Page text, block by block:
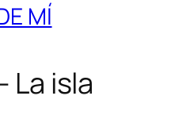
MÍ
La isla